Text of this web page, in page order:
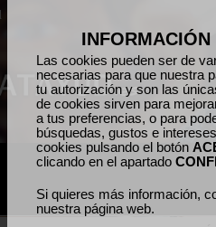
Las cookies pueden ser de
necesarias para que nuestra
tu autorización y son las
de cookies sirven para
a tus preferencias, o para
búsquedas, gustos e
cookies pulsando el botón
clicando en el apartado
Si quieres más información,
nuestra página web.